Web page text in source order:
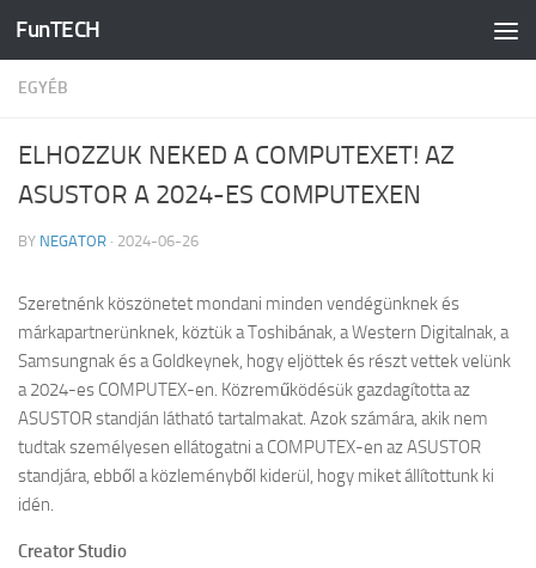
Skip to content
FunTECH
EGYÉB
ELHOZZUK NEKED A COMPUTEXET! AZ
ASUSTOR A 2024-ES COMPUTEXEN
BY NEGATOR · 2024-06-26
Szeretnénk köszönetet mondani minden vendégünknek és
márkapartnerünknek, köztük a Toshibának, a Western Digitalnak, a
Samsungnak és a Goldkeynek, hogy eljöttek és részt vettek velünk
a 2024-es COMPUTEX-en. Közreműködésük gazdagította az
ASUSTOR standján látható tartalmakat. Azok számára, akik nem
tudtak személyesen ellátogatni a COMPUTEX-en az ASUSTOR
standjára, ebből a közleményből kiderül, hogy miket állítottunk ki
idén.
Creator Studio